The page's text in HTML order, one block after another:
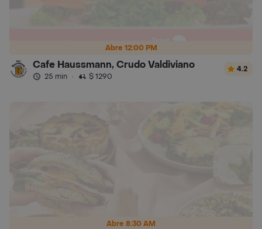
Abre 12:00 PM
Cafe Haussmann, Crudo Valdiviano
25 min · $ 1290
4.2
Abre 8:30 AM